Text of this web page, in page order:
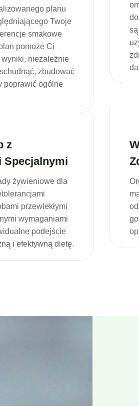
planu
Twoje
smakowe
pomoże Ci
niezależnie
zbudować
poprawić ogólne
z
Specjalnymi
żywieniowe dla
przewlekłymi
wymaganiami
podejście
i efektywną dietę.